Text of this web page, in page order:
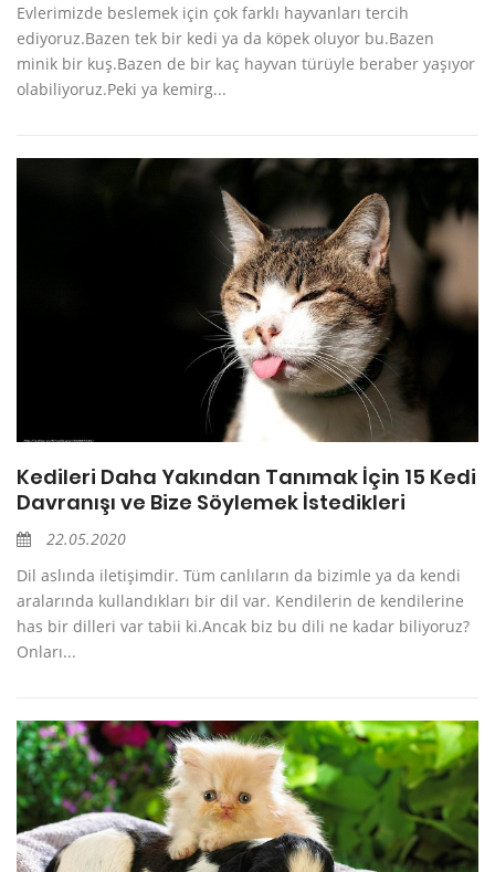
Evlerimizde beslemek için çok farklı hayvanları tercih
ediyoruz.Bazen tek bir kedi ya da köpek oluyor bu.Bazen
minik bir kuş.Bazen de bir kaç hayvan türüyle beraber yaşıyor
olabiliyoruz.Peki ya kemirg...
Kedileri Daha Yakından Tanımak İçin 15 Kedi
Davranışı ve Bize Söylemek İstedikleri
22.05.2020
Dil aslında iletişimdir. Tüm canlıların da bizimle ya da kendi
aralarında kullandıkları bir dil var. Kendilerin de kendilerine
has bir dilleri var tabii ki.Ancak biz bu dili ne kadar biliyoruz?
Onları...